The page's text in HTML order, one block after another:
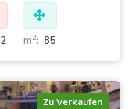
2 m2: 85
Zu Verkaufen